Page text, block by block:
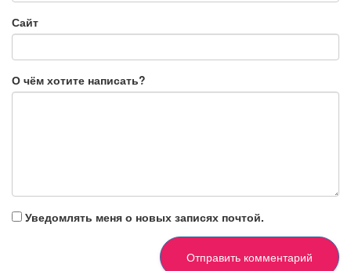
Сайт
О чём хотите написать?
Уведомлять меня о новых записях почтой.